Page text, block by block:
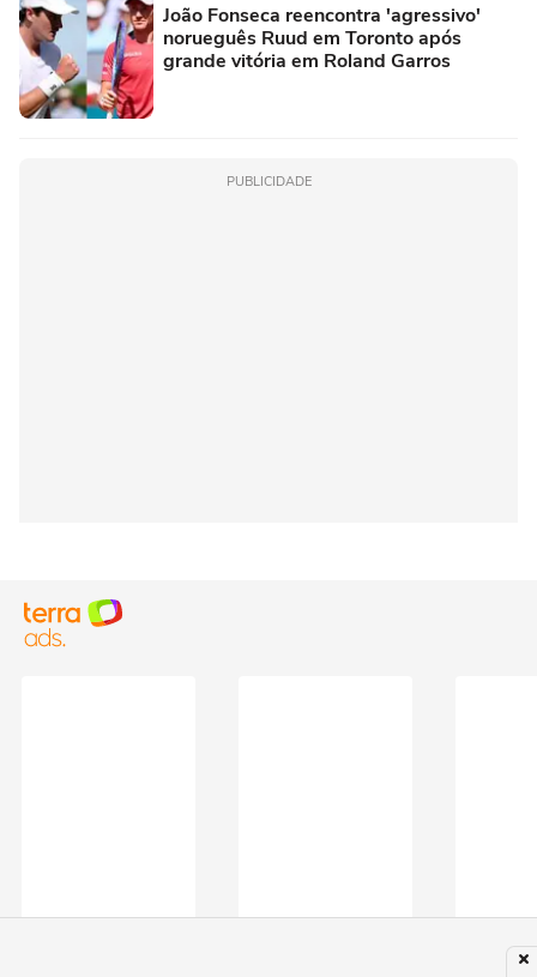
João Fonseca reencontra 'agressivo'
norueguês Ruud em Toronto após
grande vitória em Roland Garros
PUBLICIDADE